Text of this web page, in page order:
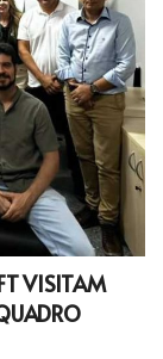
VISITAM